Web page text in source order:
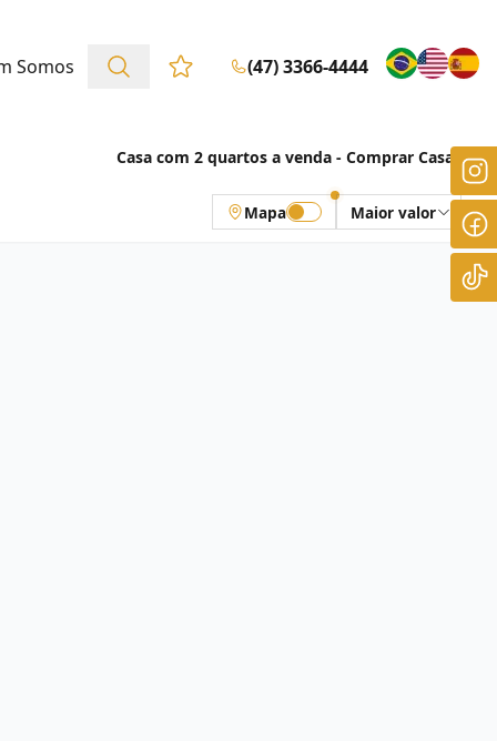
Somos Favoritos (0 itens)
(47) 3366-4444
Casa com 2 quartos a venda - Comprar Casas
Mapa Maior valor